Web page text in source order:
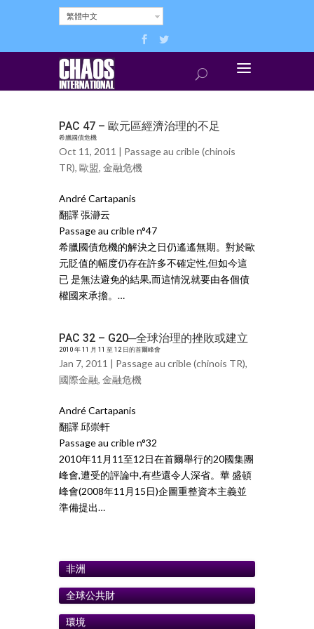
繁體中文
PAC 47 – 歐元區經濟治理的不足
希臘國債危機
Oct 11, 2011 | Passage au crible (chinois
TR), 歐盟, 金融危機
André Cartapanis
翻譯 張瀞云
Passage au crible n°47
希臘國債危機的解決之日仍遙遙無期。對於歐
元貶值的幅度仍存在許多不確定性,但如今這
已 是無法避免的結果,而這情況就要由各個債
權國來承擔。…
PAC 32 – G20─全球治理的挫敗或建立
2010 年 11 月 11 至 12 日的首爾峰會
Jan 7, 2011 | Passage au crible (chinois TR),
國際金融, 金融危機
André Cartapanis
翻譯 邱崇軒
Passage au crible n°32
2010年11月11至12日在首爾舉行的20國集團
峰會,遭受的評論中,有些還令人深省。華 盛頓
峰會(2008年11月15日)企圖重整資本主義並
準備提出…
非洲
全球公共財
環境